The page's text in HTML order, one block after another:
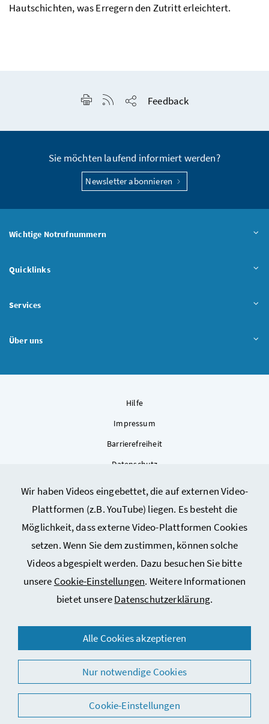
Wir haben Videos eingebettet, die auf externen Video-
Plattformen (z.B. YouTube) liegen. Es besteht die
Möglichkeit, dass externe Video-Plattformen Cookies
setzen. Wenn Sie dem zustimmen, können solche
Videos abgespielt werden. Dazu besuchen Sie bitte
unsere Cookie-Einstellungen. Weitere Informationen
bietet unsereDatenschutzerklärung.
Alle Cookies akzeptieren
Nur notwendige Cookies
Cookie-Einstellungen
Hautschichten, was Erregern den Zutritt erleichtert.
Seite drucken
RSS-Feed anzeigen
Feedback
Sie möchten laufend informiert werden?
Newsletter abonnieren
Wichtige Notrufnummern
Quicklinks
Services
Über uns
Hilfe
Impressum
Barrierefreiheit
Datenschutz
Sitemap
Cookie-Einstellungen
© 2026 Bundesministerium für Arbeit, Soziales, Gesundheit,
Pflege und Konsumentenschutz